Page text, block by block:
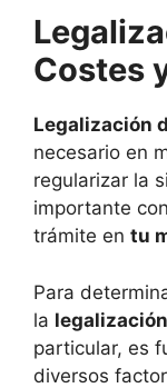
Costes
Legalización
necesario en
regularizar la
importante
trámite en tu
Para
la
particular, es
diversos